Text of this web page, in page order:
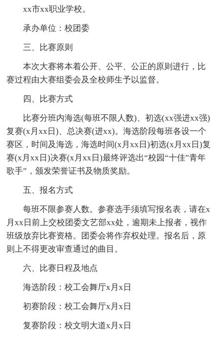
xx市xx职业学校。
承办单位：校团委
三、比赛原则
本次大赛将本着公开、公平、公正的原则进行，比
赛过程由大赛组委会及全校师生予以监督。
四、比赛方式
比赛分班内海选(每班不限人数)、初选(xx强进xx强)
复赛(x月xx日)、总决赛(进xx)。海选阶段每班各设一个
赛区，时间及海选，海选时间(x月xx日)初选(x月xx日)复
赛(x月xx日)决赛(x月xx日)最终评选出“校园“十佳”青年
歌手”，颁发荣誉证书及物质奖励。
五、报名方式
每班不限参赛人数。参赛选手须填写报名表，请在x
月xx日前上交校团委文艺部xx处，逾期未上报者，视作
班级放弃比赛资格。团委会将作弃权处理。报名后，原
则上不得更改审查通过的曲目。
六、比赛日程及地点
海选阶段：校工会舞厅x月x日
初赛阶段：校工会舞厅x月x日
复赛阶段：校文明大道x月x日